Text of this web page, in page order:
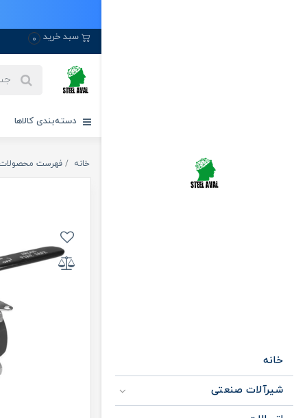
سبد خرید 0
خانه
شیرآلات صنعتی
دسته‌بندی کالاها
خانه فهرست محصولات